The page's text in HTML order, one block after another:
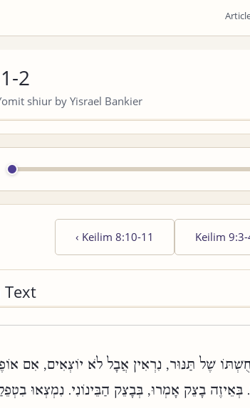
2
shiur by Yisrael Bankier
‹ Keilim 8:10-11 Keilim
שֶׁל תַּנּוּר, נִרְאִין אֲבָל לֹא יוֹצְאִים, אִם
בְּאֵיזֶה בָצֵק אָמְרוּ, בְּבָצֵק הַבֵּינוֹנִי. נִמְצְאוּ